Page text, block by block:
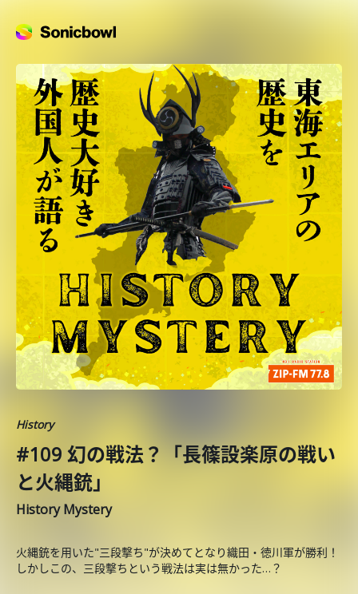
History
#109 幻の戦法？「長篠設楽原の戦い
と火縄銃」
History Mystery
火縄銃を用いた"三段撃ち"が決めてとなり織田・徳川軍が勝利！
しかしこの、三段撃ちという戦法は実は無かった…？